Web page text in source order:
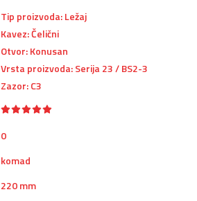
Tip proizvoda: Ležaj
Kavez: Čelični
Otvor: Konusan
Vrsta proizvoda: Serija 23 / BS2-3
Zazor: C3
0
komad
220 mm